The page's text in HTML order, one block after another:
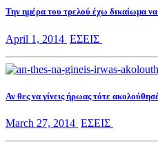
Την ημέρα του τρελού έχω δικαίωμα
April 1, 2014 ΕΣΕΙΣ
Αν θες να γίνεις ήρωας τότε
March 27, 2014 ΕΣΕΙΣ